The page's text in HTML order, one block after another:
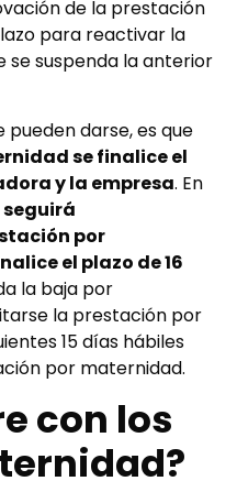
de la prestación
para reactivar la
se suspenda la anterior
pueden darse, es que
se finalice el
y la empresa. En
por
el plazo de 16
la baja por
la prestación por
15 días hábiles
por maternidad.
con los